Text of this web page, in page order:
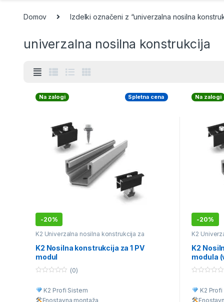
Domov Izdelki označeni z “univerzalna nosilna
univerzalna nosilna konstrukcija
Na zalogi
-20%
Spletna cena
K2 Univerzalna nosilna konstrukcija za
K2 Nosilna konstrukcija za 1 PV
modul
u
(0)
K2 Profi Sistem
Enostavna montaža
Na zalogi
-20%
K2
K2
modula
u
t
K2